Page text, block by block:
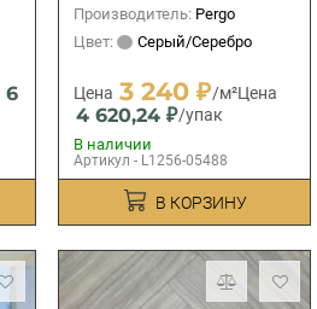
6
Производитель: Pergo
Цвет:
Серый/Серебро
Цена 3 240 ₽/м²Цена
4 620,24 ₽/упак
В наличии
Артикул - L1256-05488
В КОРЗИНУ